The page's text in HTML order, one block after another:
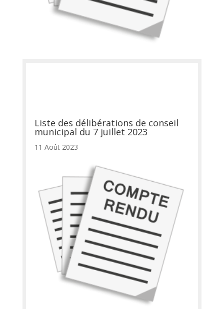
Liste des délibérations de conseil
municipal du 7 juillet 2023
11 Août 2023